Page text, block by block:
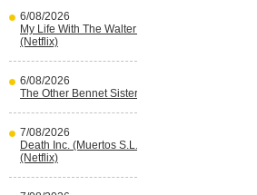
6/08/2026
My Life With The Walter Boys s3
(Netflix)
6/08/2026
The Other Bennet Sister (HBO Max)
7/08/2026
Death Inc. (Muertos S.L.) s4 (Spaans)
(Netflix)